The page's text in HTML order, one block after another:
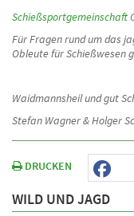
Schießsportgemeinschaft
Für Fragen rund um das
Obleute für Schießwesen
Waidmannsheil und gut
Stefan Wagner & Holger
DRUCKEN
WILD UND JAGD